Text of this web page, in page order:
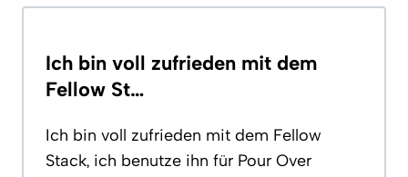
Ich bin voll zufrieden mit dem
Fellow St…
Ich bin voll zufrieden mit dem Fellow
Stack, ich benutze ihn für Pour Over